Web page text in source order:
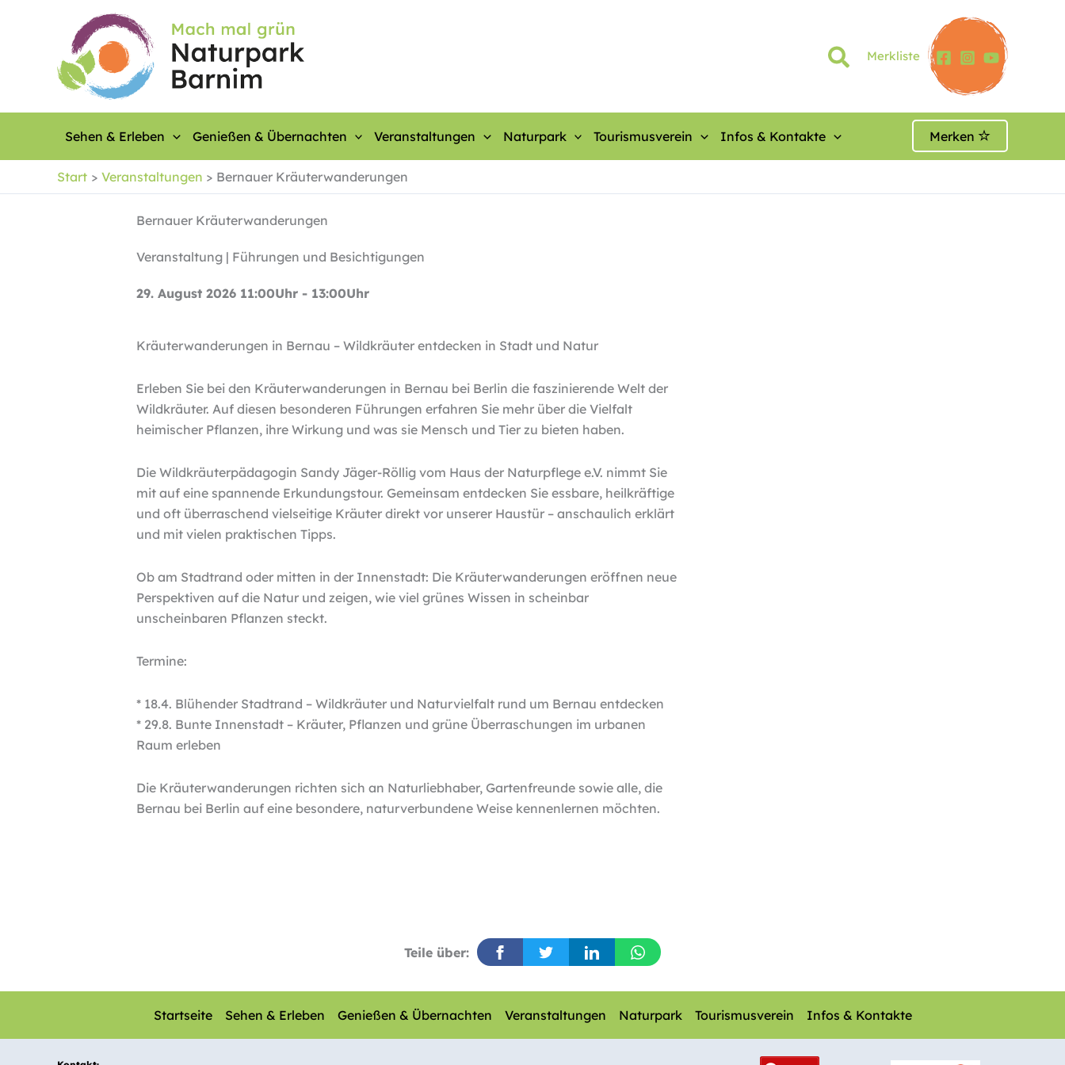
Merkliste
Sehen & Erleben Genießen & Übernachten Veranstaltungen Naturpark Tourismusverein Infos & Kontakte Merken
Start Veranstaltungen Bernauer Kräuterwanderungen
Bernauer Kräuterwanderungen
Veranstaltung | Führungen und Besichtigungen
29. August 2026 11:00Uhr - 13:00Uhr
Kräuterwanderungen in Bernau – Wildkräuter entdecken in Stadt und Natur
Erleben Sie bei den Kräuterwanderungen in Bernau bei Berlin die faszinierende Welt der
Wildkräuter. Auf diesen besonderen Führungen erfahren Sie mehr über die Vielfalt
heimischer Pflanzen, ihre Wirkung und was sie Mensch und Tier zu bieten haben.
Die Wildkräuterpädagogin Sandy Jäger-Röllig vom Haus der Naturpflege e.V. nimmt Sie
mit auf eine spannende Erkundungstour. Gemeinsam entdecken Sie essbare, heilkräftige
und oft überraschend vielseitige Kräuter direkt vor unserer Haustür – anschaulich erklärt
und mit vielen praktischen Tipps.
Ob am Stadtrand oder mitten in der Innenstadt: Die Kräuterwanderungen eröffnen neue
Perspektiven auf die Natur und zeigen, wie viel grünes Wissen in scheinbar
unscheinbaren Pflanzen steckt.
Termine:
* 18.4. Blühender Stadtrand – Wildkräuter und Naturvielfalt rund um Bernau entdecken
* 29.8. Bunte Innenstadt – Kräuter, Pflanzen und grüne Überraschungen im urbanen
Raum erleben
Die Kräuterwanderungen richten sich an Naturliebhaber, Gartenfreunde sowie alle, die
Bernau bei Berlin auf eine besondere, naturverbundene Weise kennenlernen möchten.
Teile über:
Startseite Sehen & Erleben Genießen & Übernachten Veranstaltungen Naturpark Tourismusverein Infos & Kontakte